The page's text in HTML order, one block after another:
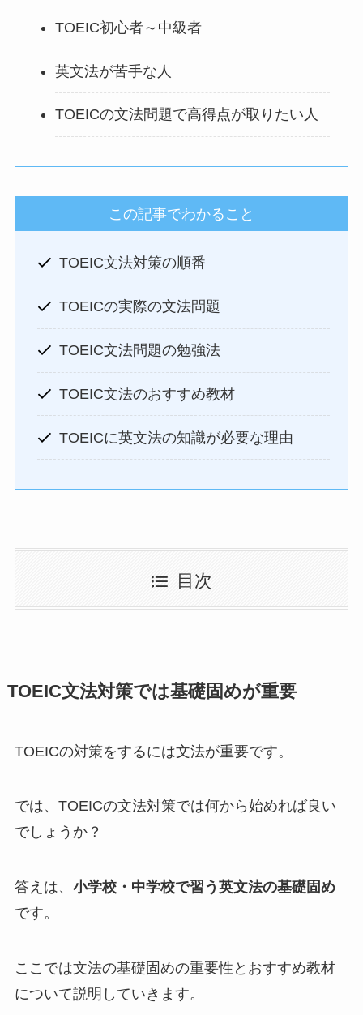
TOEIC初心者～中級者
英文法が苦手な人
TOEICの文法問題で高得点が取りたい人
この記事でわかること
TOEIC文法対策の順番
TOEICの実際の文法問題
TOEIC文法問題の勉強法
TOEIC文法のおすすめ教材
TOEICに英文法の知識が必要な理由
目次
TOEIC文法対策では基礎固めが重要
TOEICの対策をするには文法が重要です。
では、TOEICの文法対策では何から始めれば良い
でしょうか？
答えは、 小学校・中学校で習う英文法の基礎固め
です。
ここでは文法の基礎固めの重要性とおすすめ教材
について説明していきます。